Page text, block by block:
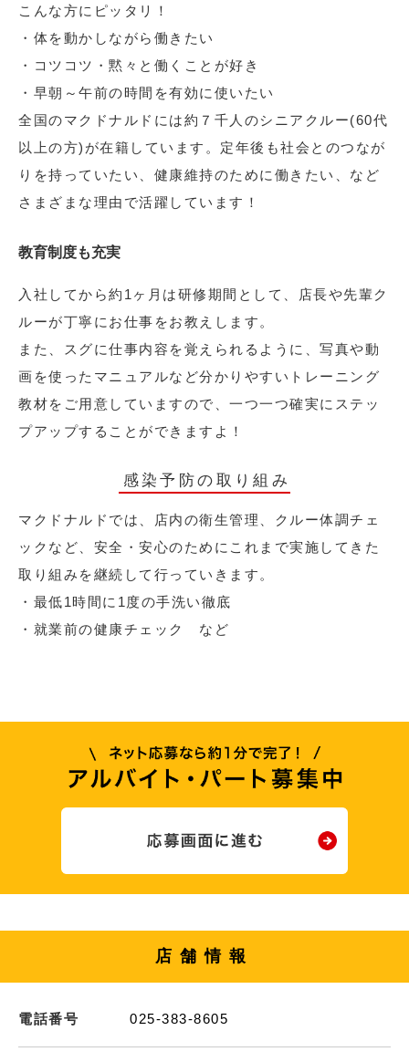
こんな方にピッタリ！
・体を動かしながら働きたい
・コツコツ・黙々と働くことが好き
・早朝～午前の時間を有効に使いたい
全国のマクドナルドには約７千人のシニアクルー(60代
以上の方)が在籍しています。定年後も社会とのつなが
りを持っていたい、健康維持のために働きたい、など
さまざまな理由で活躍しています！
教育制度も充実
入社してから約1ヶ月は研修期間として、店長や先輩ク
ルーが丁寧にお仕事をお教えします。
また、スグに仕事内容を覚えられるように、写真や動
画を使ったマニュアルなど分かりやすいトレーニング
教材をご用意していますので、一つ一つ確実にステッ
プアップすることができますよ！
感染予防の取り組み
マクドナルドでは、店内の衛生管理、クルー体調チェ
ックなど、安全・安心のためにこれまで実施してきた
取り組みを継続して行っていきます。
・最低1時間に1度の手洗い徹底
・就業前の健康チェック など
店舗情報
電話番号 025-383-8605